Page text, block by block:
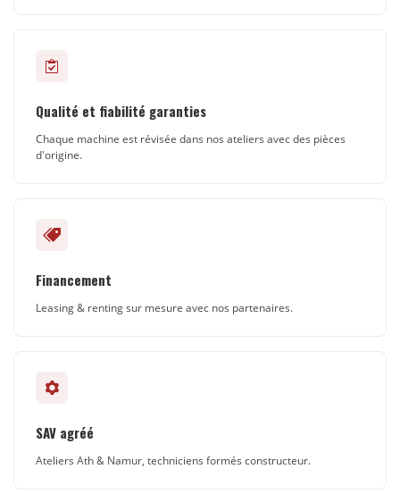
Qualité et fiabilité garanties
Chaque machine est révisée dans nos ateliers avec des pièces
d'origine.
Financement
Leasing & renting sur mesure avec nos partenaires.
SAV agréé
Ateliers Ath & Namur, techniciens formés constructeur.